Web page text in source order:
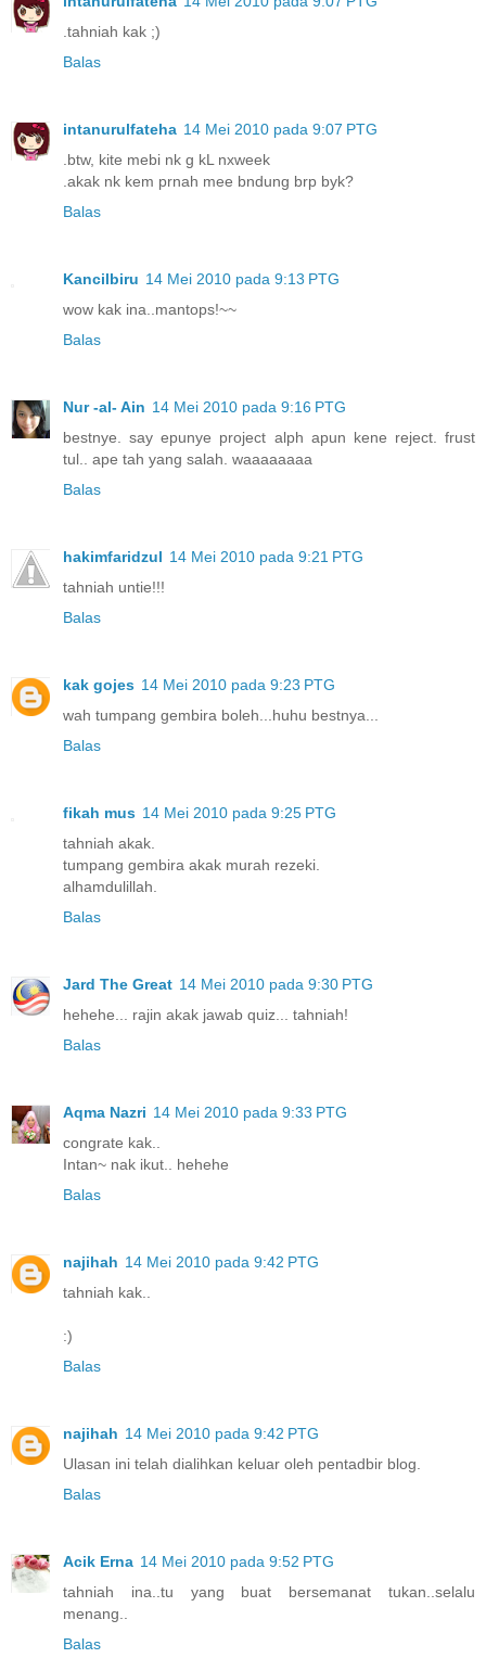
.tahniah kak ;)
Balas
intanurulfateha 14 Mei 2010 pada 9:07 PTG
.btw, kite mebi nk g kL nxweek
.akak nk kem prnah mee bndung brp byk?
Balas
Kancilbiru 14 Mei 2010 pada 9:13 PTG
wow kak ina..mantops!~~
Balas
Nur -al- Ain 14 Mei 2010 pada 9:16 PTG
bestnye. say epunye project alph apun kene reject. frust
tul.. ape tah yang salah. waaaaaaaa
Balas
hakimfaridzul 14 Mei 2010 pada 9:21 PTG
tahniah untie!!!
Balas
kak gojes 14 Mei 2010 pada 9:23 PTG
wah tumpang gembira boleh...huhu bestnya...
Balas
fikah mus 14 Mei 2010 pada 9:25 PTG
tahniah akak.
tumpang gembira akak murah rezeki.
alhamdulillah.
Balas
Jard The Great 14 Mei 2010 pada 9:30 PTG
hehehe... rajin akak jawab quiz... tahniah!
Balas
Aqma Nazri 14 Mei 2010 pada 9:33 PTG
congrate kak..
Intan~ nak ikut.. hehehe
Balas
najihah 14 Mei 2010 pada 9:42 PTG
tahniah kak..
:)
Balas
najihah 14 Mei 2010 pada 9:42 PTG
Ulasan ini telah dialihkan keluar oleh pentadbir blog.
Balas
Acik Erna 14 Mei 2010 pada 9:52 PTG
tahniah ina..tu yang buat bersemanat tukan..selalu
menang..
Balas